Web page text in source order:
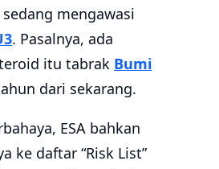
mengawasi
. Pasalnya, ada
itu tabrak Bumi
dari sekarang.
ESA bahkan
ke daftar “Risk List”